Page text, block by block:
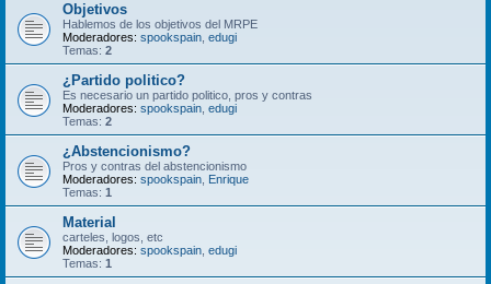
Objetivos
Hablemos de los objetivos del MRPE
Moderadores: spookspain edugi
Temas: 2
¿Partido politico?
Es necesario un partido politico, pros y contras
Moderadores: spookspain edugi
Temas: 2
¿Abstencionismo?
Pros y contras del abstencionismo
Moderadores: spookspain Enrique
Temas: 1
Material
carteles, logos, etc
Moderadores: spookspain edugi
Temas: 1